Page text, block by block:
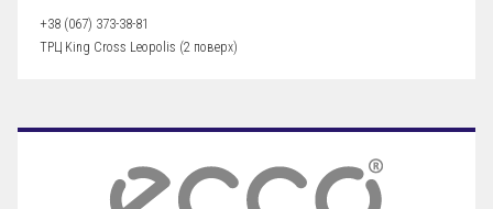
+38 (067) 373-38-81
ТРЦ King Cross Leopolis (2 поверх)